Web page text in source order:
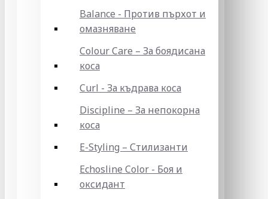
Balance - Против пърхот и
омазняване
Colour Care – За боядисана
коса
Curl - За къдрава коса
Discipline – За непокорна
коса
E-Styling – Стилизанти
Echosline Color - Боя и
оксидант